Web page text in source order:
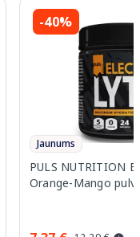
-40%
Jaunums
PULS NUTRITION
Orange-Mango